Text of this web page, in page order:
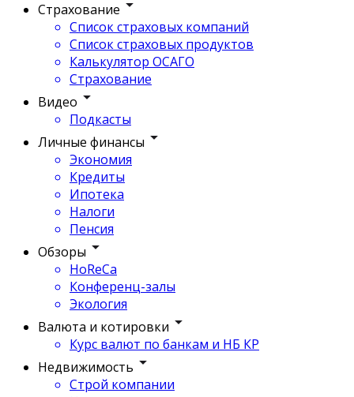
Страхование
Список страховых компаний
Список страховых продуктов
Калькулятор ОСАГО
Страхование
Видео
Подкасты
Личные финансы
Экономия
Кредиты
Ипотека
Налоги
Пенсия
Обзоры
HoReCa
Конференц-залы
Экология
Валюта и котировки
Курс валют по банкам и НБ КР
Недвижимость
Строй компании